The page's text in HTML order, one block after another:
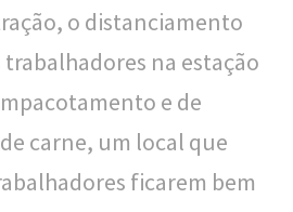
o distanciamento
na estação
e de
carne, um local que
ficarem bem